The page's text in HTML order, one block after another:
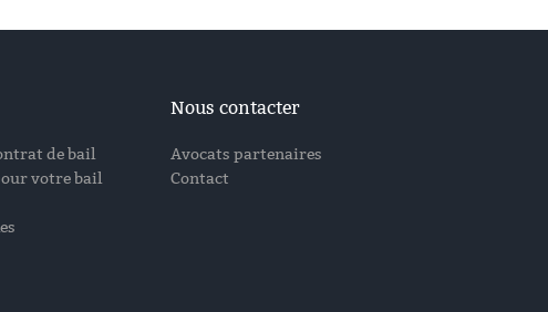
de bail
votre bail
Nous contacter
Avocats partenaires
Contact